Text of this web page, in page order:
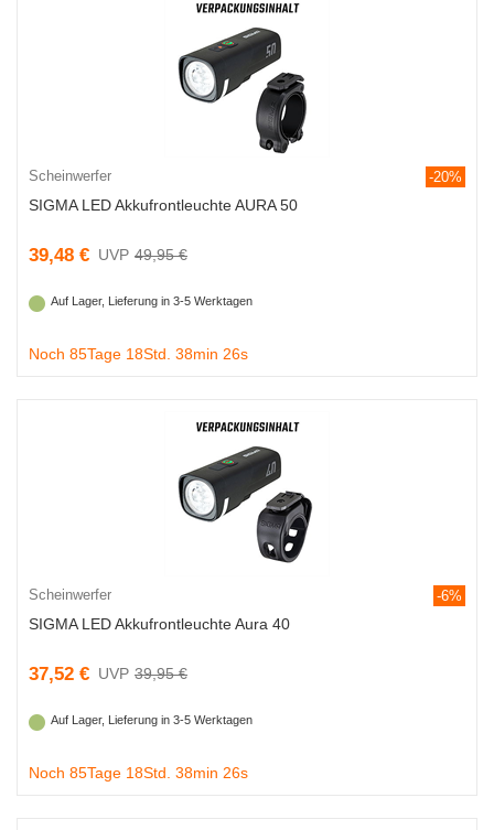
Scheinwerfer -20%
SIGMA LED Akkufrontleuchte AURA 50
39,48 € 49,95 €
Auf Lager, Lieferung in 3-5 Werktagen
Noch 85Tage 18Std. 38min 25s
Scheinwerfer -6%
SIGMA LED Akkufrontleuchte Aura 40
37,52 € 39,95 €
Auf Lager, Lieferung in 3-5 Werktagen
Noch 85Tage 18Std. 38min 25s